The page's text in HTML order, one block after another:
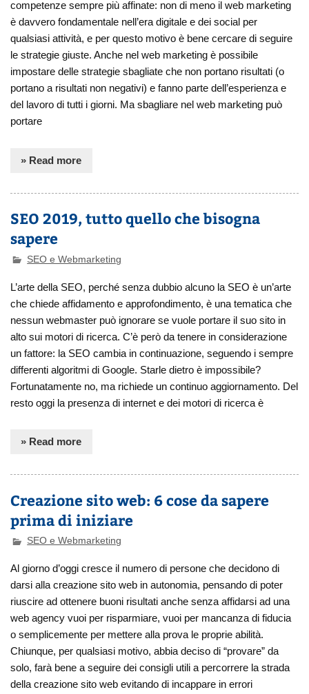
competenze sempre più affinate: non di meno il web marketing
è davvero fondamentale nell’era digitale e dei social per
qualsiasi attività, e per questo motivo è bene cercare di seguire
le strategie giuste. Anche nel web marketing è possibile
impostare delle strategie sbagliate che non portano risultati (o
portano a risultati non negativi) e fanno parte dell’esperienza e
del lavoro di tutti i giorni. Ma sbagliare nel web marketing può
portare
» Read more
SEO 2019, tutto quello che bisogna
sapere
SEO e Webmarketing
L’arte della SEO, perché senza dubbio alcuno la SEO è un’arte
che chiede affidamento e approfondimento, è una tematica che
nessun webmaster può ignorare se vuole portare il suo sito in
alto sui motori di ricerca. C’è però da tenere in considerazione
un fattore: la SEO cambia in continuazione, seguendo i sempre
differenti algoritmi di Google. Starle dietro è impossibile?
Fortunatamente no, ma richiede un continuo aggiornamento. Del
resto oggi la presenza di internet e dei motori di ricerca è
» Read more
Creazione sito web: 6 cose da sapere
prima di iniziare
SEO e Webmarketing
Al giorno d’oggi cresce il numero di persone che decidono di
darsi alla creazione sito web in autonomia, pensando di poter
riuscire ad ottenere buoni risultati anche senza affidarsi ad una
web agency vuoi per risparmiare, vuoi per mancanza di fiducia
o semplicemente per mettere alla prova le proprie abilità.
Chiunque, per qualsiasi motivo, abbia deciso di “provare” da
solo, farà bene a seguire dei consigli utili a percorrere la strada
della creazione sito web evitando di incappare in errori